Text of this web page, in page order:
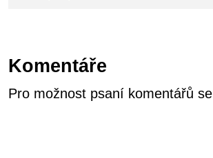
Komentáře
Pro možnost psaní komentářů se